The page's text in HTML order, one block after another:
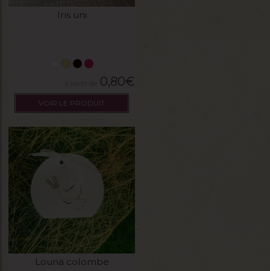
Iris uni
0,80€
VOIR LE PRODUIT
Louna colombe